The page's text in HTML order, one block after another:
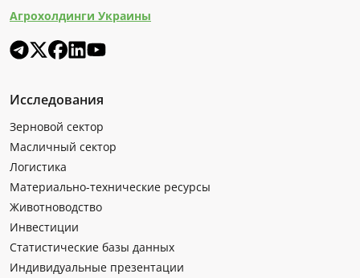
Агрохолдинги Украины
Исследования
Зерновой сектор
Масличный сектор
Логистика
Материально-технические ресурсы
Животноводство
Инвестиции
Статистические базы данных
Индивидуальные презентации